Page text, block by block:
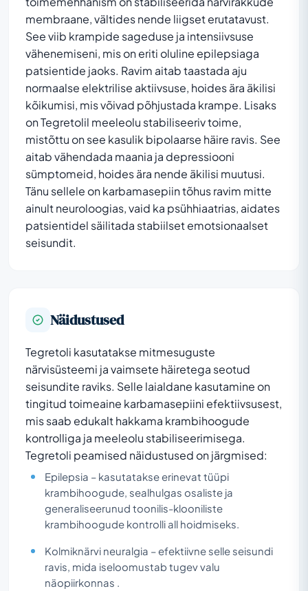
membraane, vältides nende liigset erutatavust.
See viib krampide sageduse ja intensiivsuse
vähenemiseni, mis on eriti oluline epilepsiaga
patsientide jaoks. Ravim aitab taastada aju
normaalse elektrilise aktiivsuse, hoides ära äkilisi
kõikumisi, mis võivad põhjustada krampe. Lisaks
on Tegretolil meeleolu stabiliseeriv toime,
mistõttu on see kasulik bipolaarse häire ravis. See
aitab vähendada maania ja depressiooni
sümptomeid, hoides ära nende äkilisi muutusi.
Tänu sellele on karbamasepiin tõhus ravim mitte
ainult neuroloogias, vaid ka psühhiaatrias, aidates
patsientidel säilitada stabiilset emotsionaalset
seisundit.
Näidustused
Tegretoli kasutatakse mitmesuguste
närvisüsteemi ja vaimsete häiretega seotud
seisundite raviks. Selle laialdane kasutamine on
tingitud toimeaine karbamasepiini efektiivsusest,
mis saab edukalt hakkama krambihoogude
kontrolliga ja meeleolu stabiliseerimisega.
Tegretoli peamised näidustused on järgmised:
Epilepsia – kasutatakse erinevat tüüpi
krambihoogude, sealhulgas osaliste ja
generaliseerunud toonilis-klooniliste
krambihoogude kontrolli all hoidmiseks.
Kolmiknärvi neuralgia – efektiivne selle seisundi
ravis, mida iseloomustab tugev valu
näopiirkonnas .